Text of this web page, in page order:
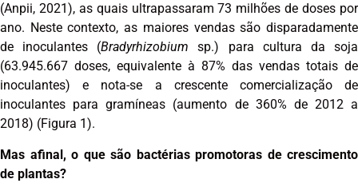
(Anpii, 2021), as quais ultrapassaram 73 milhões de doses por
ano. Neste contexto, as maiores vendas são disparadamente
de inoculantes (Bradyrhizobium sp.) para cultura da soja
(63.945.667 doses, equivalente à 87% das vendas totais de
inoculantes) e nota-se a crescente comercialização de
inoculantes para gramíneas (aumento de 360% de 2012 a
2018) (Figura 1).
Mas afinal, o que são bactérias promotoras de crescimento
de plantas?